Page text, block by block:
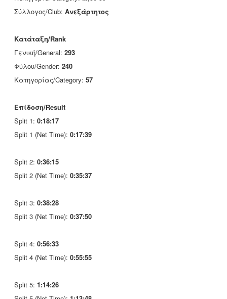
Σύλλογος/Club: Ανεξάρτητος
Κατάταξη/Rank
Γενική/General: 293
Φύλου/Gender: 240
Κατηγορίας/Category: 57
Επίδοση/Result
Split 1: 0:18:17
Split 1 (Net Time): 0:17:39
Split 2: 0:36:15
Split 2 (Net Time): 0:35:37
Split 3: 0:38:28
Split 3 (Net Time): 0:37:50
Split 4: 0:56:33
Split 4 (Net Time): 0:55:55
Split 5: 1:14:26